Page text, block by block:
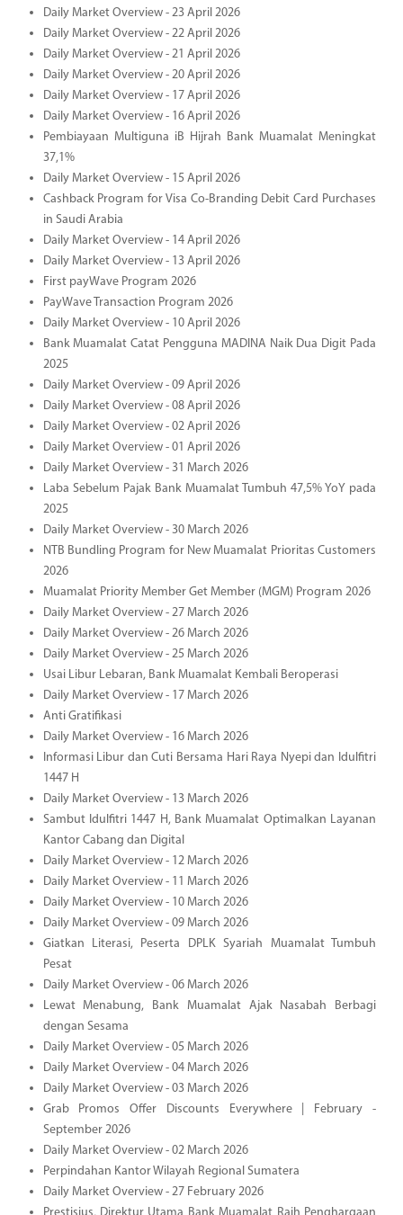
Daily Market Overview - 23 April 2026
Daily Market Overview - 22 April 2026
Daily Market Overview - 21 April 2026
Daily Market Overview - 20 April 2026
Daily Market Overview - 17 April 2026
Daily Market Overview - 16 April 2026
Pembiayaan Multiguna iB Hijrah Bank Muamalat Meningkat
37,1%
Daily Market Overview - 15 April 2026
Cashback Program for Visa Co-Branding Debit Card Purchases
in Saudi Arabia
Daily Market Overview - 14 April 2026
Daily Market Overview - 13 April 2026
First payWave Program 2026
PayWave Transaction Program 2026
Daily Market Overview - 10 April 2026
Bank Muamalat Catat Pengguna MADINA Naik Dua Digit Pada
2025
Daily Market Overview - 09 April 2026
Daily Market Overview - 08 April 2026
Daily Market Overview - 02 April 2026
Daily Market Overview - 01 April 2026
Daily Market Overview - 31 March 2026
Laba Sebelum Pajak Bank Muamalat Tumbuh 47,5% YoY pada
2025
Daily Market Overview - 30 March 2026
NTB Bundling Program for New Muamalat Prioritas Customers
2026
Muamalat Priority Member Get Member (MGM) Program 2026
Daily Market Overview - 27 March 2026
Daily Market Overview - 26 March 2026
Daily Market Overview - 25 March 2026
Usai Libur Lebaran, Bank Muamalat Kembali Beroperasi
Daily Market Overview - 17 March 2026
Anti Gratifikasi
Daily Market Overview - 16 March 2026
Informasi Libur dan Cuti Bersama Hari Raya Nyepi dan Idulfitri
1447 H
Daily Market Overview - 13 March 2026
Sambut Idulfitri 1447 H, Bank Muamalat Optimalkan Layanan
Kantor Cabang dan Digital
Daily Market Overview - 12 March 2026
Daily Market Overview - 11 March 2026
Daily Market Overview - 10 March 2026
Daily Market Overview - 09 March 2026
Giatkan Literasi, Peserta DPLK Syariah Muamalat Tumbuh
Pesat
Daily Market Overview - 06 March 2026
Lewat Menabung, Bank Muamalat Ajak Nasabah Berbagi
dengan Sesama
Daily Market Overview - 05 March 2026
Daily Market Overview - 04 March 2026
Daily Market Overview - 03 March 2026
Grab Promos Offer Discounts Everywhere | February -
September 2026
Daily Market Overview - 02 March 2026
Perpindahan Kantor Wilayah Regional Sumatera
Daily Market Overview - 27 February 2026